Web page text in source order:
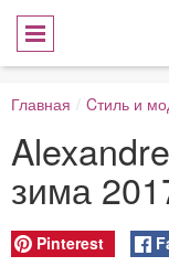
Главная / Cтиль и
зима
Pinterest